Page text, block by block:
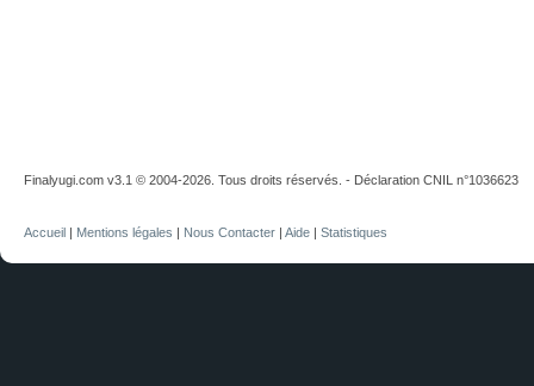
Finalyugi.com v3.1 © 2004-2026. Tous droits réservés. - Déclaration CNIL n°1036623
Accueil | Mentions légales | Nous Contacter | Aide | Statistiques